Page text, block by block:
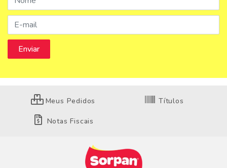
Meus Pedidos Títulos
Notas Fiscais